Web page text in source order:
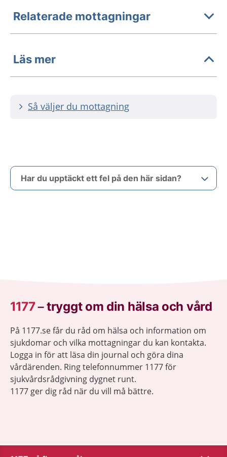
Relaterade mottagningar
Läs mer
Så väljer du mottagning
Har du upptäckt ett fel på den här sidan?
1177–tryggt om din hälsa och vård
På 1177.se får du råd om hälsa och information om
sjukdomar och vilka mottagningar du kan kontakta.
Logga in för att läsa din journal och göra dina
vårdärenden. Ring telefonnummer 1177 för
sjukvårdsrådgivning dygnet runt.
1177 ger dig råd när du vill må bättre.
Visa